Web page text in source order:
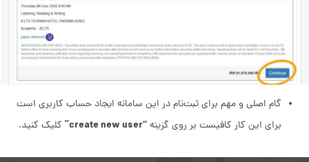
گام اصلی و مهم برای ثبت‌نام در این سامانه ایجاد حساب کاربری است
برای این کار کافیست بر روی گزینه“create new user” کلیک کنید.